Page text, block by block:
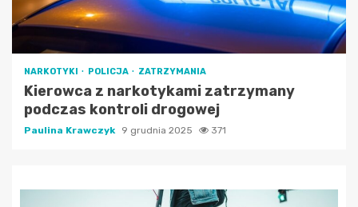
NARKOTYKI POLICJA ZATRZYMANIA
Kierowca z narkotykami zatrzymany
podczas kontroli drogowej
Paulina Krawczyk 9 grudnia 2025 371